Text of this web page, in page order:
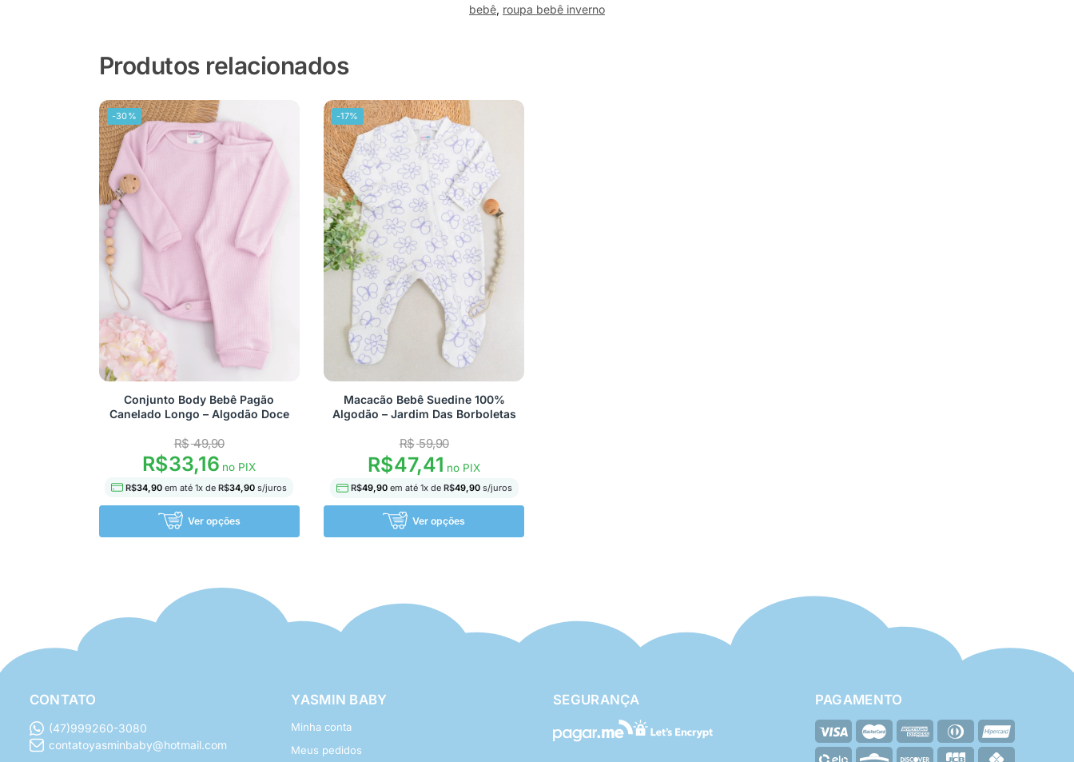
bebê, roupa bebê inverno
Produtos relacionados
-30%
Conjunto Body Bebê Pagão
Canelado Longo – Algodão Doce
R$49,90
R$33,16 no PIX
R$34,90 em até1x deR$34,90 s/juros
Ver opções
-17%
Macacão Bebê Suedine 100%
Algodão – Jardim Das Borboletas
R$59,90
R$47,41 no PIX
R$49,90 em até 1x de R$49,90s/juros
Ver opções
CONTATO
(47)999260-3080
contatoyasminbaby@hotmail.com
YASMIN BABY
Minha conta
Meus pedidos
SEGURANÇA PAGAMENTO